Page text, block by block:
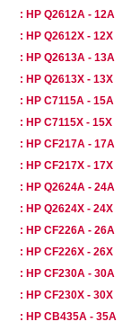
: HP Q2612A - 12A
: HP Q2612X - 12X
: HP Q2613A - 13A
: HP Q2613X - 13X
: HP C7115A - 15A
: HP C7115X - 15X
: HP CF217A - 17A
: HP CF217X - 17X
: HP Q2624A - 24A
: HP Q2624X - 24X
: HP CF226A - 26A
: HP CF226X - 26X
: HP CF230A - 30A
: HP CF230X - 30X
: HP CB435A - 35A